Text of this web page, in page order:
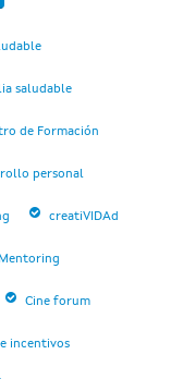
saludable
de Formación
personal
creatiVIDAd
Mentoring
Cine forum
incentivos